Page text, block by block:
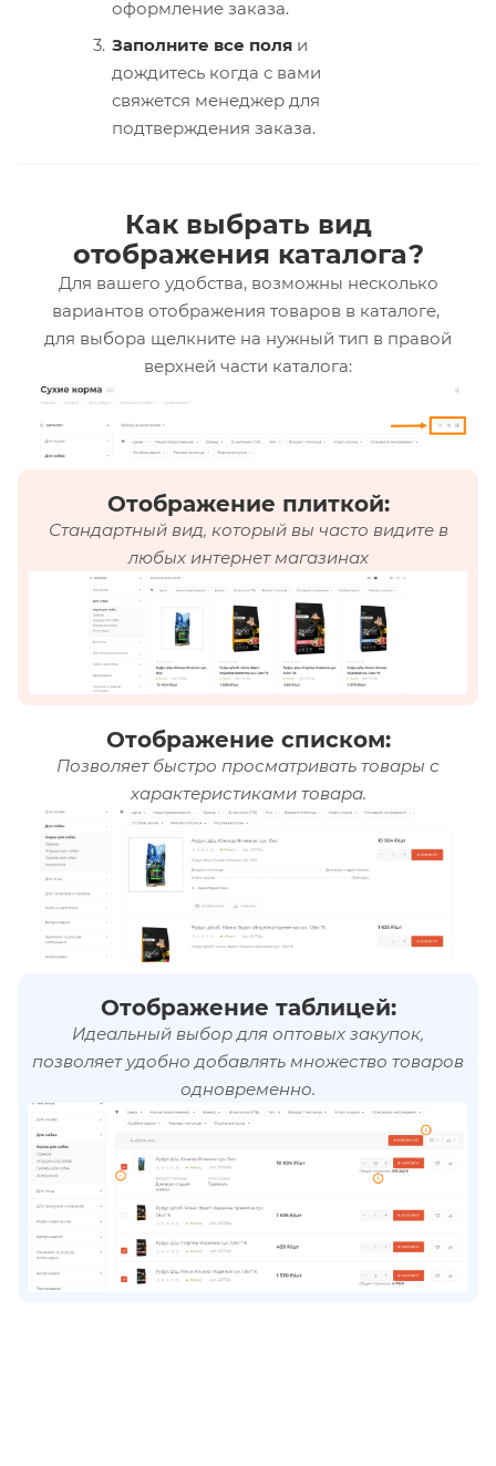
оформление заказа.
Заполните все поля и
дождитесь когда с вами
свяжется менеджер для
подтверждения заказа.
Как выбрать вид
отображения каталога?
Для вашего удобства, возможны несколько
вариантов отображения товаров в каталоге,
для выбора щелкните на нужный тип в правой
верхней части каталога:
Отображение плиткой:
Стандартный вид, который вы часто видите в
любых интернет магазинах
Отображение списком:
Позволяет быстро просматривать товары с
характеристиками товара.
Отображение таблицей:
Идеальный выбор для оптовых закупок,
позволяет удобно добавлять множество товаров
одновременно.